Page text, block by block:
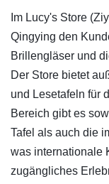
​Im Lucy's Store
Qingying den
Brillengläser und
Der Store bietet
und Lesetafeln für
Bereich gibt es
Tafel als auch die
was internationale
zugängliches